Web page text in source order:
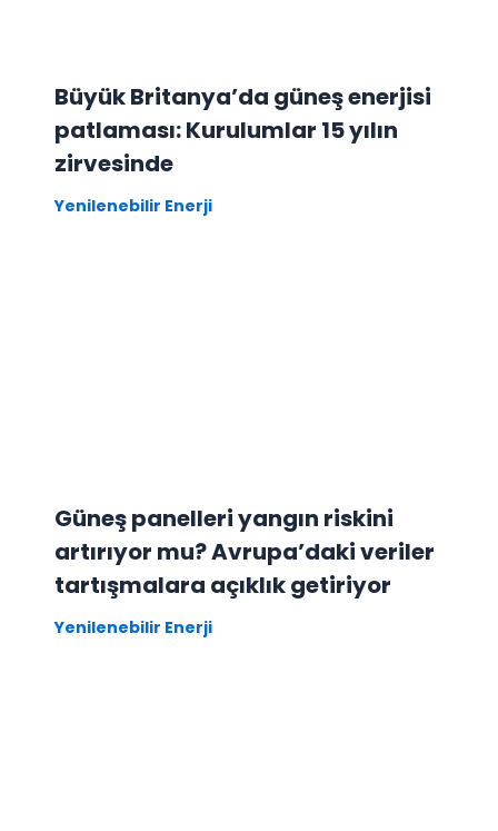
Büyük Britanya’da güneş enerjisi
patlaması: Kurulumlar 15 yılın
zirvesinde
Yenilenebilir Enerji
Güneş panelleri yangın riskini
artırıyor mu? Avrupa’daki veriler
tartışmalara açıklık getiriyor
Yenilenebilir Enerji